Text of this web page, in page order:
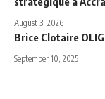
August 3, 2026
Brice Clotaire
September 10, 2025